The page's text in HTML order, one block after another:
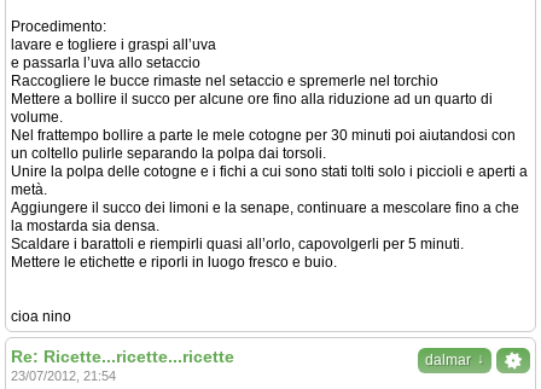
Procedimento:
lavare e togliere i graspi all’uva
e passarla l’uva allo setaccio
Raccogliere le bucce rimaste nel setaccio e spremerle nel torchio
Mettere a bollire il succo per alcune ore fino alla riduzione ad un quarto di
volume.
Nel frattempo bollire a parte le mele cotogne per 30 minuti poi aiutandosi con
un coltello pulirle separando la polpa dai torsoli.
Unire la polpa delle cotogne e i fichi a cui sono stati tolti solo i piccioli e aperti a
metà.
Aggiungere il succo dei limoni e la senape, continuare a mescolare fino a che
la mostarda sia densa.
Scaldare i barattoli e riempirli quasi all’orlo, capovolgerli per 5 minuti.
Mettere le etichette e riporli in luogo fresco e buio.
cioa nino
dalmar ↓
Re: Ricette...ricette...ricette
23/07/2012, 21:54